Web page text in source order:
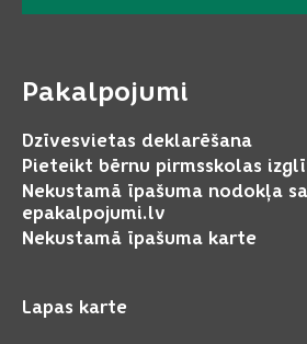
Pakalpojumi
Dzīvesvietas deklarēšana
Pieteikt bērnu pirmsskolas
Nekustamā īpašuma nodokļa
epakalpojumi.lv
Nekustamā īpašuma karte
Lapas karte